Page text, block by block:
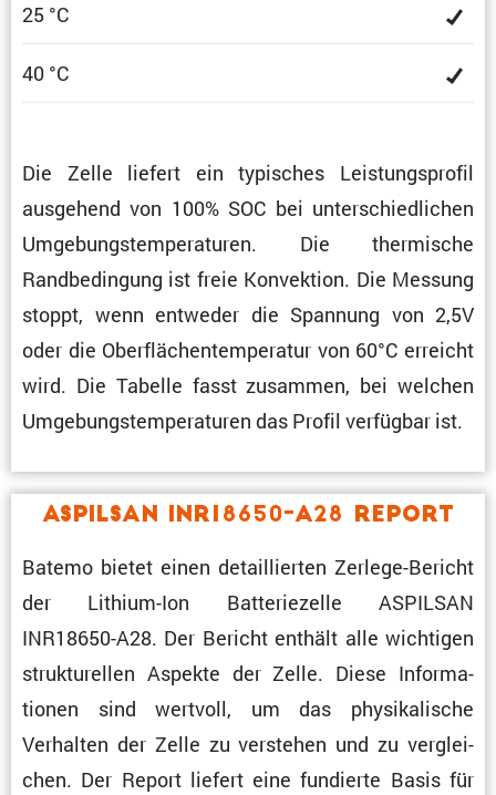
25 °C
40 °C
Die Zelle liefert ein typisches Leistungs­profil
ausge­hend von 100% SOC bei unter­schied­li­chen
Umgebungs­tem­pe­ra­turen. Die thermi­sche
Randbe­din­gung ist freie Konvek­tion. Die Messung
stoppt, wenn entweder die Spannung von 2,5V
oder die Oberflä­chen­tem­pe­ratur von 60°C erreicht
wird. Die Tabelle fasst zusammen, bei welchen
Umgebungs­tem­pe­ra­turen das Profil verfügbar ist.
ASPILSAN INR18650-A28 Report
Batemo bietet einen detail­lierten Zerlege-Bericht
der Lithium-Ion Batte­rie­zelle ASPILSAN
INR18650-A28. Der Bericht enthält alle wichtigen
struk­tu­rellen Aspekte der Zelle. Diese Infor­ma­
tionen sind wertvoll, um das physi­ka­li­sche
Verhalten der Zelle zu verstehen und zu verglei­
chen. Der Report liefert eine fundierte Basis für